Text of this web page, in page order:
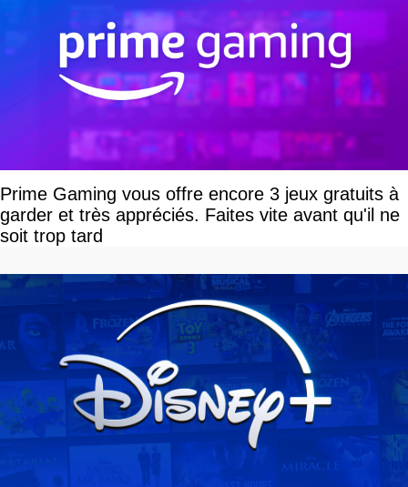
Prime Gaming vous offre encore 3 jeux gratuits à
garder et très appréciés. Faites vite avant qu'il ne
soit trop tard